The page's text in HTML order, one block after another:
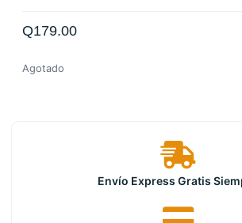
Q179.00
Agotado
Envío Express Gratis